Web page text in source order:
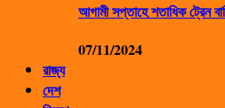
আগামী সপ্তাহে শতাধিক ট্রেন
07/11/2024
রাজ্য
দেশ